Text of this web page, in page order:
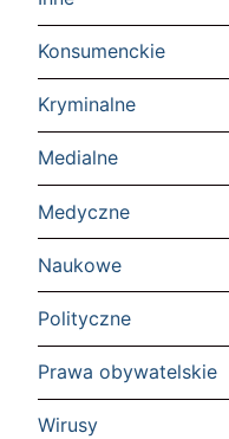
Konsumenckie
Kryminalne
Medialne
Medyczne
Naukowe
Polityczne
Prawa obywatelskie
Wirusy